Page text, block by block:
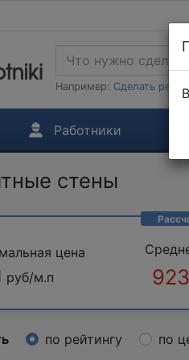
Например: Сделать
Работники
стены
цена
руб/м.п
по рейтингу по